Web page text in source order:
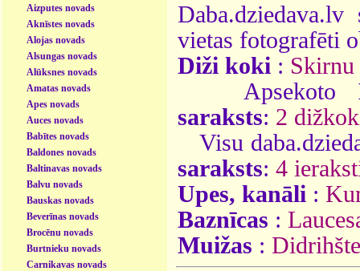
Aizputes novads
Aknīstes novads
Alojas novads
Alsungas novads
Alūksnes novads
Amatas novads
Apes novads
Auces novads
Babītes novads
Baldones novads
Baltinavas novads
Balvu novads
Bauskas novads
Beverīnas novads
Brocēnu novads
Burtnieku novads
Carnikavas novads
vietas fotografēti
Diži koki : Skirnu
Apsekoto
saraksts: 2
Visu
saraksts: 4
Upes, kanāli :
Baznīcas :
Muižas :